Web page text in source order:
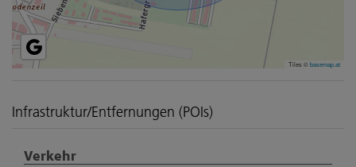
Tiles ©basemap.at
Infrastruktur/Entfernungen (POIs)
Verkehr